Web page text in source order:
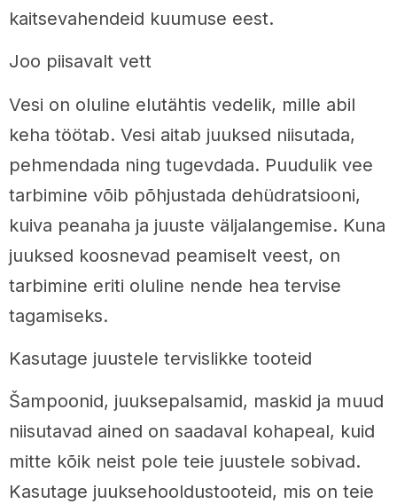
kaitsevahendeid kuumuse eest.
Joo piisavalt vett
Vesi on oluline elutähtis vedelik, mille abil
keha töötab. Vesi aitab juuksed niisutada,
pehmendada ning tugevdada. Puudulik vee
tarbimine võib põhjustada dehüdratsiooni,
kuiva peanaha ja juuste väljalangemise. Kuna
juuksed koosnevad peamiselt veest, on
tarbimine eriti oluline nende hea tervise
tagamiseks.
Kasutage juustele tervislikke tooteid
Šampoonid, juuksepalsamid, maskid ja muud
niisutavad ained on saadaval kohapeal, kuid
mitte kõik neist pole teie juustele sobivad.
Kasutage juuksehooldustooteid, mis on teie